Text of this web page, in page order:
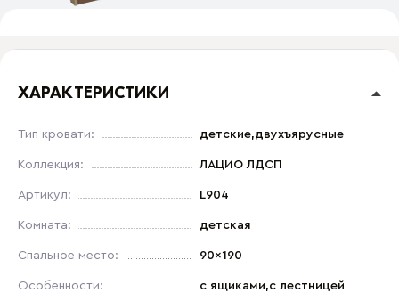
ХАРАКТЕРИСТИКИ
Тип кровати: детские,двухъярусные
Коллекция: ЛАЦИО ЛДСП
Артикул: L904
Комната: детская
Спальное место: 90x190
Особенности: с ящиками,с лестницей